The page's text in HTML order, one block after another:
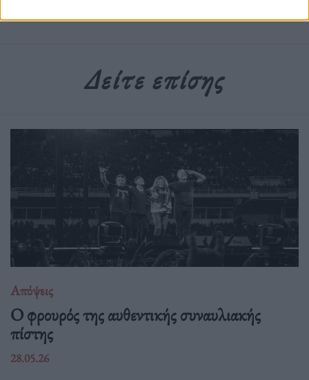
Δείτε επίσης
Απόψεις
O φρουρός της αυθεντικής συναυλιακής
πίστης
28.05.26